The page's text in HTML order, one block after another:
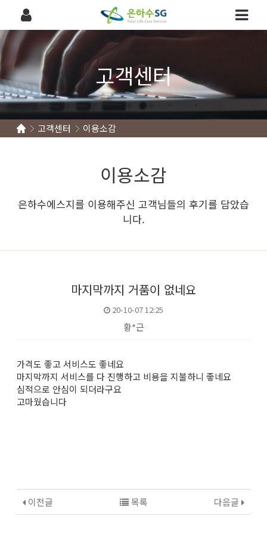
고객센터
고객센터 이용소감
이용소감
은하수에스지를 이용해주신 고객님들의 후기를 담았습
니다.
마지막까지 거품이 없네요
20-10-07 12:25
황*근
본문
가격도 좋고 서비스도 좋네요
마지막까지 서비스를 다 진행하고 비용을 지불하니 좋네요
심적으로 안심이 되더라구요
고마웠습니다
이전글 다음글
목록